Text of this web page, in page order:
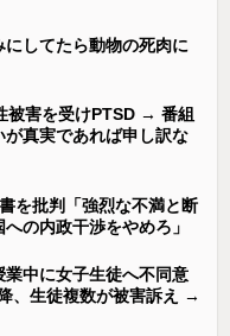
にしてたら動物の死肉に
被害を受けPTSD → 番組
真実であれば申し訳な
を批判「強烈な不満と断
の内政干渉をやめろ」
中に女子生徒へ不同意
、生徒複数が被害訴え →